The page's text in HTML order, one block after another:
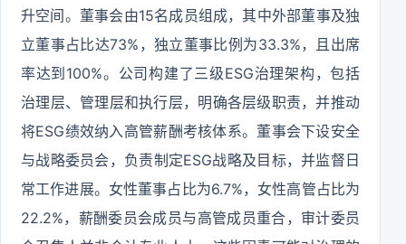
升空间。董事会由15名成员组成，其中外部董事及独
立董事占比达73%，独立董事比例为33.3%，且出席
率达到100%。公司构建了三级ESG治理架构，包括
治理层、管理层和执行层，明确各层级职责，并推动
将ESG绩效纳入高管薪酬考核体系。董事会下设安全
与战略委员会，负责制定ESG战略及目标，并监督日
常工作进展。女性董事占比为6.7%，女性高管占比为
22.2%，薪酬委员会成员与高管成员重合，审计委员